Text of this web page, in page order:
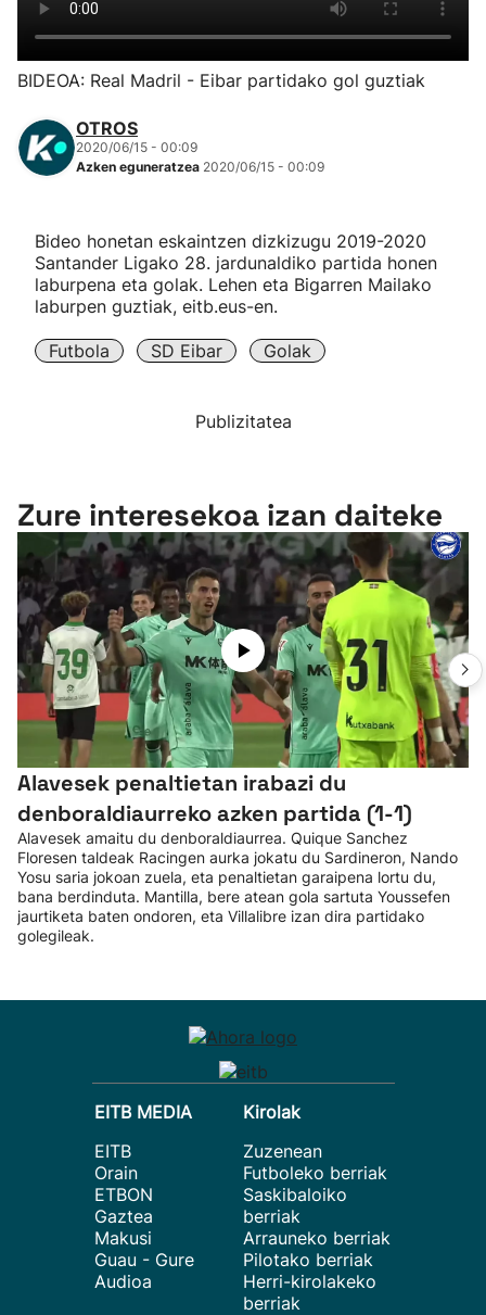
Herri-kirolak
Eskubaloia
Kirolak 360
Mendi-lasterketak
BIDEOA: Real Madril - Eibar partidako gol guztiak
OTROS
2020/06/15 - 00:09
Azken eguneratzea 2020/06/15 - 00:09
Bideo honetan eskaintzen dizkizugu 2019-2020
Santander Ligako 28. jardunaldiko partida honen
laburpena eta golak. Lehen eta Bigarren Mailako
laburpen guztiak, eitb.eus-en.
Futbola SD Eibar Golak
Publizitatea
Zure interesekoa izan daiteke
Alavesek penaltietan irabazi du
denboraldiaurreko azken partida (1-1)
Alavesek amaitu du denboraldiaurrea. Quique Sanchez
Floresen taldeak Racingen aurka jokatu du Sardineron, Nando
Yosu saria jokoan zuela, eta penaltietan garaipena lortu du,
bana berdinduta. Mantilla, bere atean gola sartuta Youssefen
jaurtiketa baten ondoren, eta Villalibre izan dira partidako
golegileak.
EITB MEDIA
EITB
Orain
ETBON
Gaztea
Makusi
Guau - Gure
Audioa
Kirolak
Zuzenean
Futboleko berriak
Saskibaloiko
berriak
Arrauneko berriak
Pilotako berriak
Herri-kirolakeko
berriak